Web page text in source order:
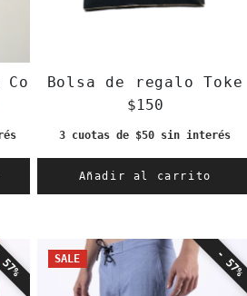
Corta Blanca Cascos
oferta
Bolsa de regalo Toke
$150
3 cuotas de $50 sin interés
Añadir al carrito
SALE - 57%